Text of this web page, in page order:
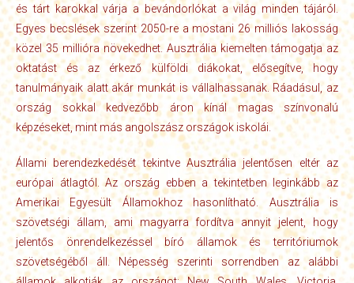
és tárt karokkal várja a bevándorlókat a világ minden tájáról.
Egyes becslések szerint 2050-re a mostani 26 milliós lakosság
közel 35 millióra növekedhet. Ausztrália kiemelten támogatja az
oktatást és az érkező külföldi diákokat, elősegítve, hogy
tanulmányaik alatt akár munkát is vállalhassanak. Ráadásul, az
ország sokkal kedvezőbb áron kínál magas színvonalú
képzéseket, mint más angolszász országok iskolái.
Állami berendezkedését tekintve Ausztrália jelentősen eltér az
európai átlagtól. Az ország ebben a tekintetben leginkább az
Amerikai Egyesült Államokhoz hasonlítható. Ausztrália is
szövetségi állam, ami magyarra fordítva annyit jelent, hogy
jelentős önrendelkezéssel bíró államok és territóriumok
szövetségéből áll. Népesség szerinti sorrendben az alábbi